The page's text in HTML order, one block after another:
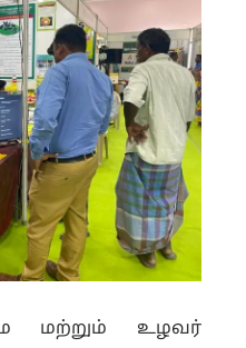
மற்றும் உழவர்